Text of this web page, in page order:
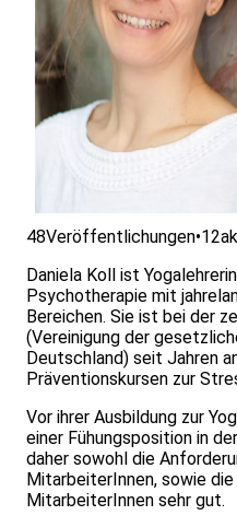
48Veröffentlichungen•12
Daniela Koll ist
Psychotherapie mit
Bereichen. Sie ist bei der
(Vereinigung der
Deutschland) seit Jahren
Präventionskursen zur
Vor ihrer Ausbildung zur
einer Fühungsposition in
daher sowohl die
MitarbeiterInnen, sowie
MitarbeiterInnen sehr gut.